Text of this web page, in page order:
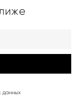
данных